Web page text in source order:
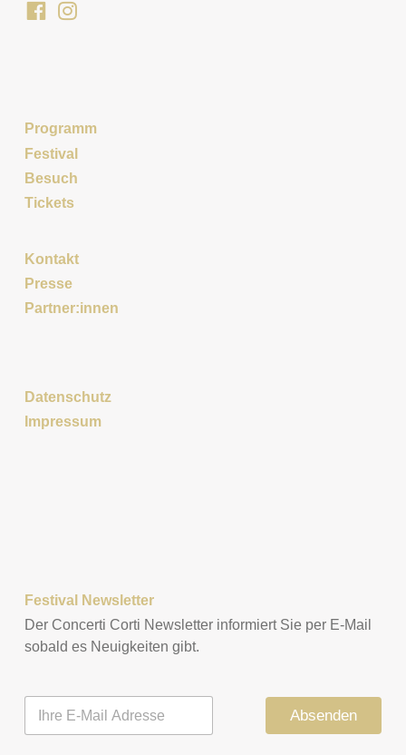
Programm
Festival
Besuch
Tickets
Kontakt
Presse
Partner:innen
Datenschutz
Impressum
Festival Newsletter
Der Concerti Corti Newsletter informiert Sie per E-Mail
sobald es Neuigkeiten gibt.
M
Absenden